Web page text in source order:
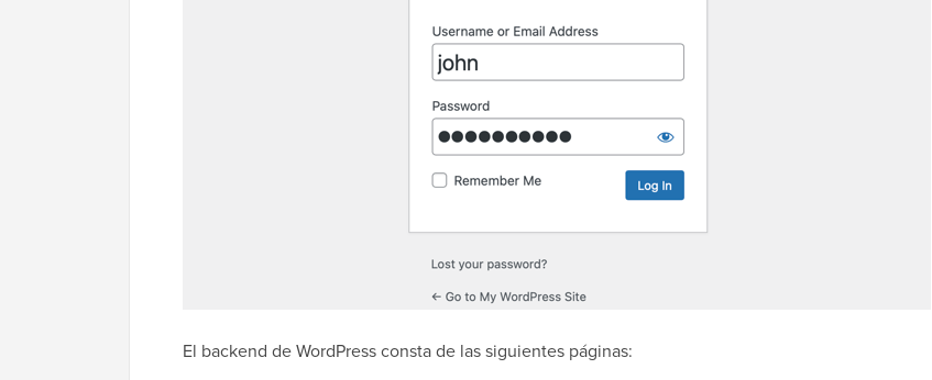
El backend de WordPress consta de las siguientes páginas: